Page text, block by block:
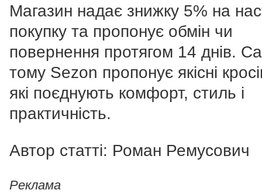
Магазин надає знижку 5% на
покупку та пропонує обмін чи
повернення протягом 14 днів.
тому Sezon пропонує якісні
які поєднують комфорт, стиль і
практичність.
Автор статті: Роман Ремусович
Реклама